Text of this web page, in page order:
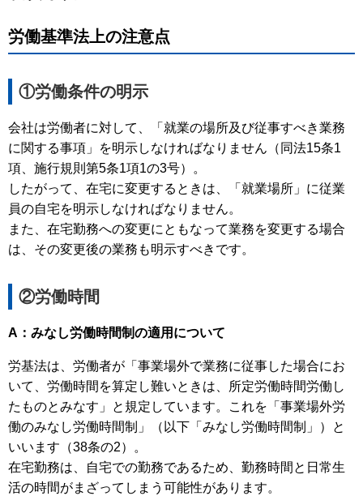
労働基準法上の注意点
①労働条件の明示
会社は労働者に対して、「就業の場所及び従事すべき業務
に関する事項」を明示しなければなりません（同法15条1
項、施行規則第5条1項1の3号）。
したがって、在宅に変更するときは、「就業場所」に従業
員の自宅を明示しなければなりません。
また、在宅勤務への変更にともなって業務を変更する場合
は、その変更後の業務も明示すべきです。
②労働時間
A：みなし労働時間制の適用について
労基法は、労働者が「事業場外で業務に従事した場合にお
いて、労働時間を算定し難いときは、所定労働時間労働し
たものとみなす」と規定しています。これを「事業場外労
働のみなし労働時間制」（以下「みなし労働時間制」）と
いいます（38条の2）。
在宅勤務は、自宅での勤務であるため、勤務時間と日常生
活の時間がまざってしまう可能性があります。